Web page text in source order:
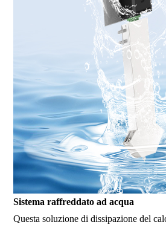
Sistema raffreddato ad acqua
Questa soluzione di dissipazione del